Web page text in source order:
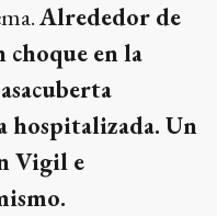
Alrededor de
choque en la
hospitalizada. Un
Vigil e